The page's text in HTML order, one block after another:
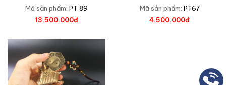
Mã sản phẩm: PT 89
13.500.000đ
cúng lễ tu sửa cơ quan và
doanh nghiệp
Mã sản phẩm: PT67
4.500.000đ